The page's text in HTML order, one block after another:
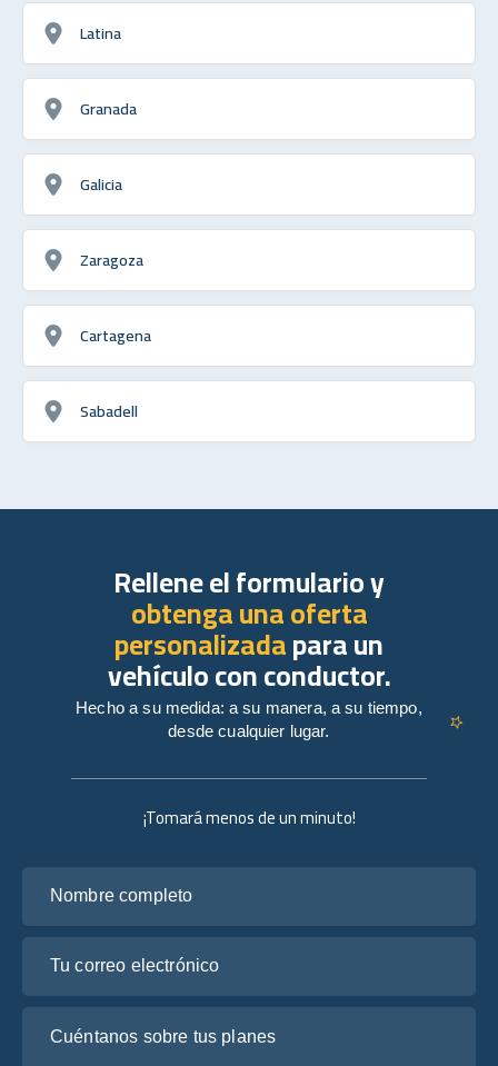
Latina
Granada
Galicia
Zaragoza
Cartagena
Sabadell
¡Tomará menos de un minuto!
Rellene el formulario y
obtenga una oferta
personalizadapara un
vehículo con conductor.
Hecho a su medida: a su manera, a su tiempo,
desde cualquier lugar.